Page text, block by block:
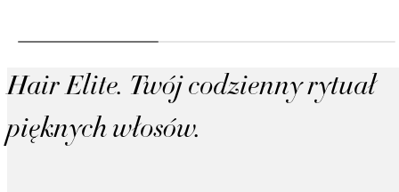
Hair Elite. Twój codzienny rytuał
pięknych włosów.